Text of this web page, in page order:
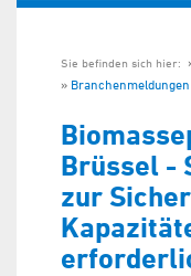
Sie befinden sich hier:
Branchenmeldungen
Brüssel -
zur